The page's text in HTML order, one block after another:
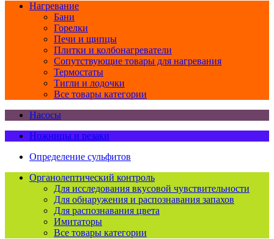
Нагревание
Бани
Горелки
Печи и щипцы
Плитки и колбонагреватели
Сопутствующие товары для нагревания
Термостаты
Тигли и лодочки
Все товары категории
Насосы
Ножницы и резаки
Определение сульфитов
Органолептический контроль
Для исследования вкусовой чувствительности
Для обнаружения и распознавания запахов
Для распознавания цвета
Имитаторы
Все товары категории